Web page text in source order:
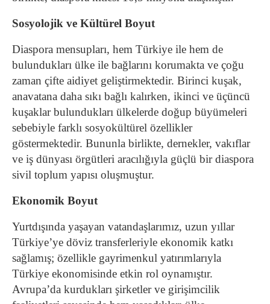
Sosyolojik ve Kültürel Boyut
Diaspora mensupları, hem Türkiye ile hem de
bulundukları ülke ile bağlarını korumakta ve çoğu
zaman çifte aidiyet geliştirmektedir. Birinci kuşak,
anavatana daha sıkı bağlı kalırken, ikinci ve üçüncü
kuşaklar bulundukları ülkelerde doğup büyümeleri
sebebiyle farklı sosyokültürel özellikler
göstermektedir. Bununla birlikte, dernekler, vakıflar
ve iş dünyası örgütleri aracılığıyla güçlü bir diaspora
sivil toplum yapısı oluşmuştur.
Ekonomik Boyut
Yurtdışında yaşayan vatandaşlarımız, uzun yıllar
Türkiye’ye döviz transferleriyle ekonomik katkı
sağlamış; özellikle gayrimenkul yatırımlarıyla
Türkiye ekonomisinde etkin rol oynamıştır.
Avrupa’da kurdukları şirketler ve girişimcilik